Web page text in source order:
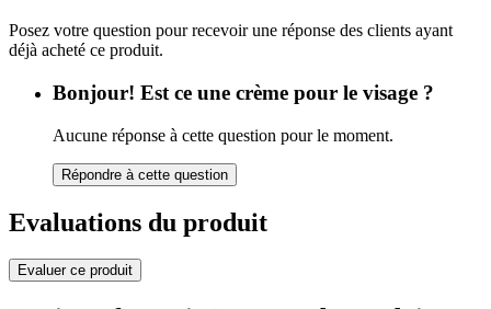
Posez votre question pour recevoir une réponse des clients ayant
déjà acheté ce produit.
Bonjour! Est ce une crème pour le visage ?
Aucune réponse à cette question pour le moment.
Répondre à cette question
Evaluations du produit
Evaluer ce produit